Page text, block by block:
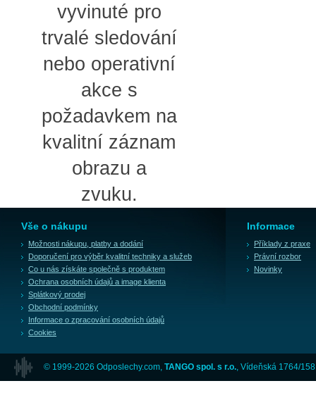
vyvinuté pro
trvalé sledování
nebo operativní
akce s
požadavkem na
kvalitní záznam
obrazu a
zvuku.
Vše o nákupu
Možnosti nákupu, platby a dodání
Doporučení pro výběr kvalitní techniky a služeb
Co u nás získáte společně s produktem
Ochrana osobních údajů a image klienta
Splátkový prodej
Obchodní podmínky
Informace o zpracování osobních údajů
Cookies
Informace
Příklady z praxe
Právní rozbor
Novinky
© 1999-2026 Odposlechy.com, TANGO spol. s r.o. , Vídeňská 1764/